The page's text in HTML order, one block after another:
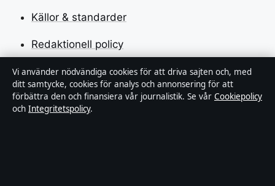
Källor & standarder
Redaktionell policy
Rättelsepolicy
Faktagranskningspolicy
Vi använder nödvändiga cookies för att driva sajten och, med
ditt samtycke, cookies för analys och annonsering för att
förbättra den och finansiera vår journalistik. Se vår Cookiepolicy
och Integritetspolicy.